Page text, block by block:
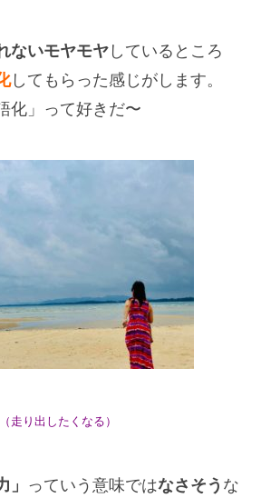
ないモヤモヤ しているところ
してもらった感じがします。
化」って好きだ〜
（走り出したくなる）
」 っていう意味ではなさそう な